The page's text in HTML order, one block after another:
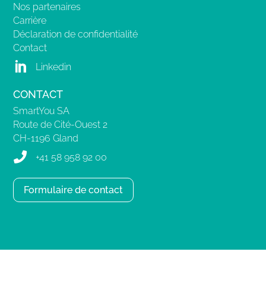
Nos partenaires
Carrière
Déclaration de confidentialité
Contact
 Linkedin
CONTACT
SmartYou SA
Route de Cité-Ouest 2
CH-1196 Gland
 +41 58 958 92 00
Formulaire de contact